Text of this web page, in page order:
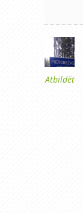
Atbildēt